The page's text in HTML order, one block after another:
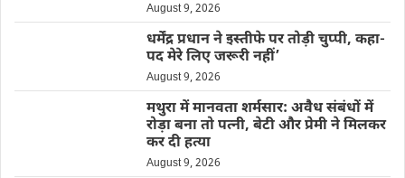
August 9, 2026
धर्मेंद्र प्रधान ने इस्तीफे पर तोड़ी चुप्पी, कहा-
पद मेरे लिए जरूरी नहीं’
August 9, 2026
मथुरा में मानवता शर्मसार: अवैध संबंधों में
रोड़ा बना तो पत्नी, बेटी और प्रेमी ने मिलकर
कर दी हत्या
August 9, 2026